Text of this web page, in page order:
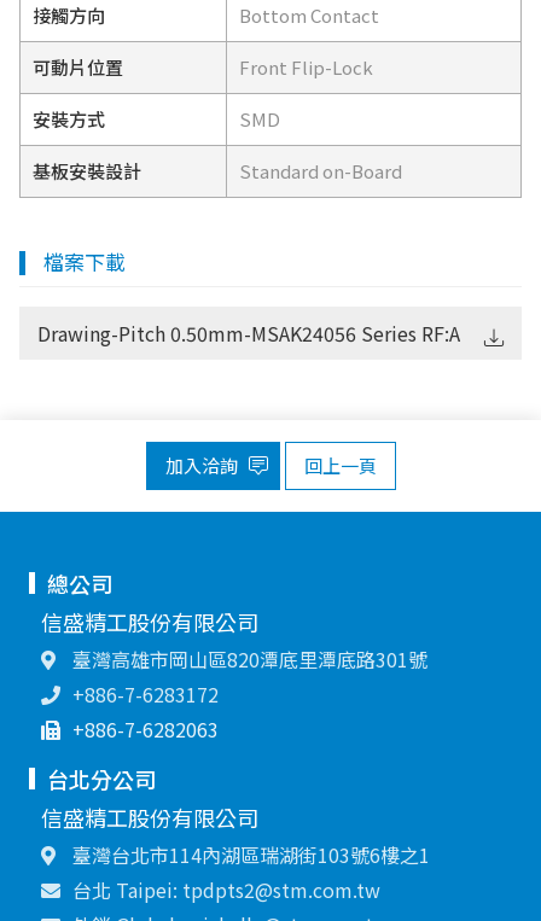
接觸方向 Bottom Contact
可動片位置 Front Flip-Lock
安裝方式 SMD
基板安裝設計 Standard on-Board
檔案下載
Drawing-Pitch 0.50mm-MSAK24056 Series RF:A
加入洽詢 回上一頁
總公司
信盛精工股份有限公司
臺灣高雄市岡山區820潭底里潭底路301號
+886-7-6283172
+886-7-6282063
台北分公司
信盛精工股份有限公司
臺灣台北市114內湖區瑞湖街103號6樓之1
台北 Taipei: tpdpts2@stm.com.tw